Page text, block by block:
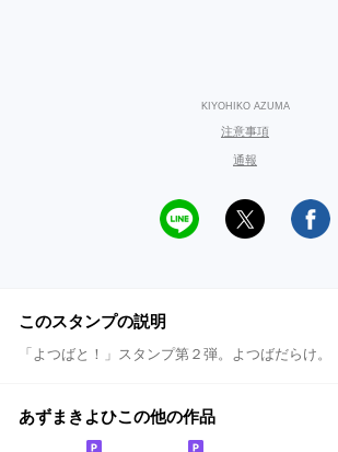
KIYOHIKO AZUMA
注意事項
通報
このスタンプの説明
「よつばと！」スタンプ第２弾。よつばだらけ。
あずまきよひこの他の作品